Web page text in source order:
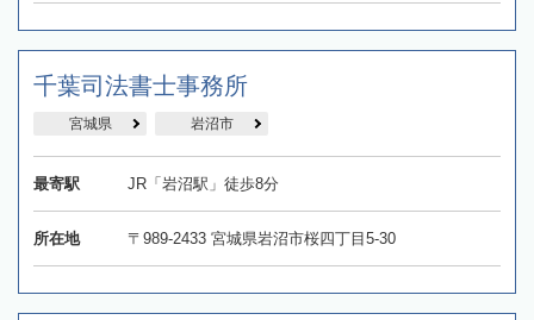
千葉司法書士事務所
宮城県 岩沼市
最寄駅 JR「岩沼駅」徒歩8分
所在地 〒989-2433 宮城県岩沼市桜四丁目5-30